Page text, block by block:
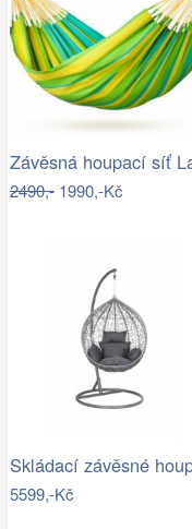
2490,-1990,-Kč
5599,-Kč